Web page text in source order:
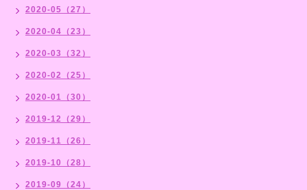
2020-05（27）
2020-04（23）
2020-03（32）
2020-02（25）
2020-01（30）
2019-12（29）
2019-11（26）
2019-10（28）
2019-09（24）